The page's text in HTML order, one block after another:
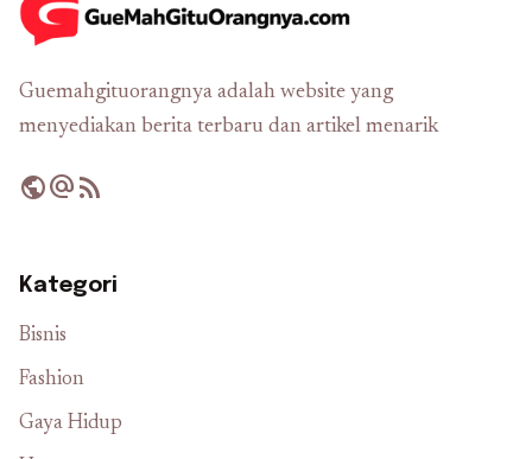
Guemahgituorangnya adalah website yang
menyediakan berita terbaru dan artikel menarik
publicalternate_emailrss_feed
Kategori
Bisnis
Fashion
Gaya Hidup